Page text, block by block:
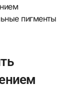
пигменты